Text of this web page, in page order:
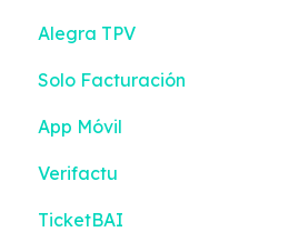
Alegra TPV
Facturación Electrónica
Configuraciones
Solo Facturación
App Móvil
Verifactu
TicketBAI